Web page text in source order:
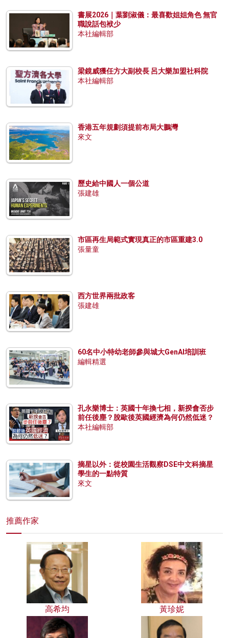
書展2026｜葉劉淑儀：最喜歡姐姐角色 無官
職說話包袱少
本社編輯部
梁鏡威獲任方大副校長 呂大樂加盟社科院
本社編輯部
香港五年規劃須提前布局大鵬灣
來文
歷史給中國人一個公道
張建雄
市區再生局範式實現真正的市區重建3.0
張量童
西方世界兩批政客
張建雄
60名中小特幼老師參與城大GenAI培訓班
編輯精選
孔永樂博士：英國十年換七相，新揆會否步
前任後塵？脫歐後英國經濟為何仍然低迷？
本社編輯部
摘星以外：從校園生活觀察DSE中文科摘星
學生的一點特質
來文
推薦作家
高希均 黃珍妮